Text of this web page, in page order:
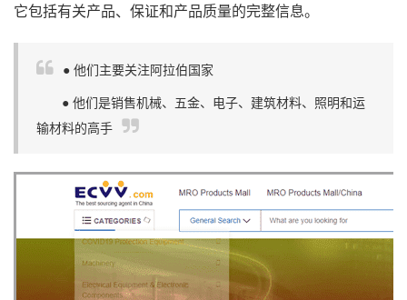
它包括有关产品、保证和产品质量的完整信息。
● 他们主要关注阿拉伯国家
● 他们是销售机械、五金、电子、建筑材料、照明和运
输材料的高手